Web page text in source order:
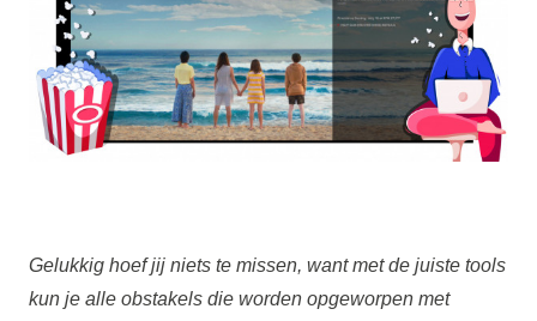
Gelukkig hoef jij niets te missen, want met de juiste tools
kun je alle obstakels die worden opgeworpen met